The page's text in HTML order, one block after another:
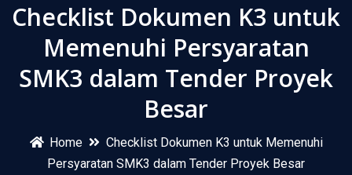
Checklist Dokumen K3 untuk
Memenuhi Persyaratan
SMK3 dalam Tender Proyek
Besar
Home
Checklist Dokumen K3 untuk Memenuhi
Persyaratan SMK3 dalam Tender Proyek Besar